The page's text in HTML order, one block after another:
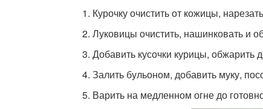
1. Курочку очистить от кожицы,
2. Луковицы очистить, нашинковать и
3. Добавить кусочки курицы, обжарить
4. Залить бульоном, добавить муку,
5. Варить на медленном огне до